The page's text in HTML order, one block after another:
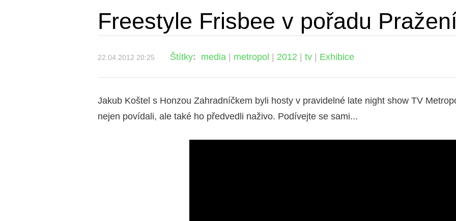
Freestyle Frisbee v pořadu
22.04.2012 20:25 Štítky: media metropol 2012 tv Exhibice
Jakub Koštel s Honzou Zahradníčkem byli hosty v pravidelné late night show TV
nejen povídali, ale také ho předvedli naživo. Podívejte se sami...